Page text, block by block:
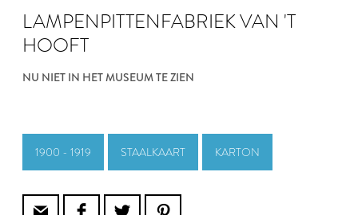
LAMPENPITTENFABRIEK VAN 'T
HOOFT
NU NIET IN HET MUSEUM TE ZIEN
1900 - 1919 STAALKAART KARTON